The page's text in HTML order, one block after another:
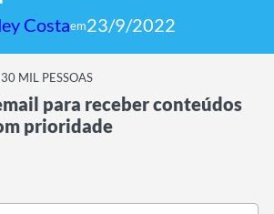
Costaem23/9/2022
MIL PESSOAS
para receber conteúdos
prioridade